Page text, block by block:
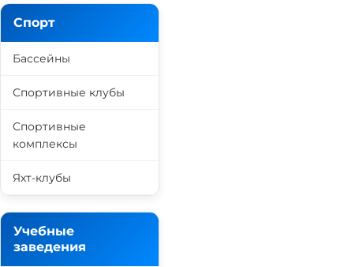
Спорт
Бассейны
Спортивные клубы
Спортивные
комплексы
Яхт-клубы
Учебные
заведения